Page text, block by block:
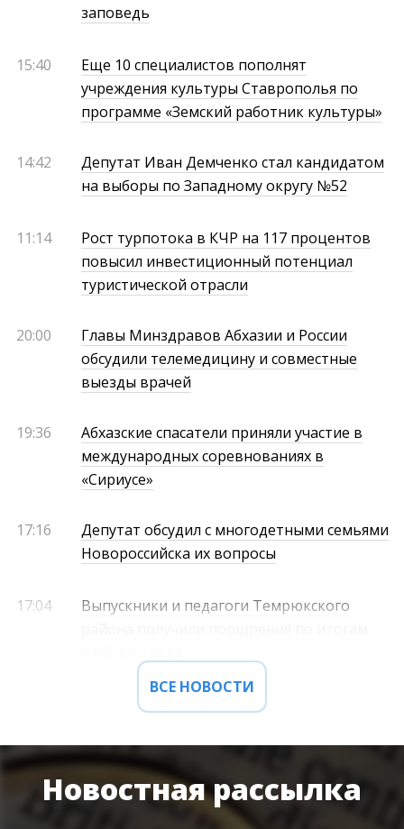
заповедь
15:40
Еще 10 специалистов пополнят
учреждения культуры Ставрополья по
программе «Земский работник культуры»
14:42
Депутат Иван Демченко стал кандидатом
на выборы по Западному округу №52
11:14
Рост турпотока в КЧР на 117 процентов
повысил инвестиционный потенциал
туристической отрасли
20:00
Главы Минздравов Абхазии и России
обсудили телемедицину и совместные
выезды врачей
19:36
Абхазские спасатели приняли участие в
международных соревнованиях в
«Сириусе»
17:16
Депутат обсудил с многодетными семьями
Новороссийска их вопросы
17:04
Выпускники и педагоги Темрюкского
ВСЕ НОВОСТИ
Новостная рассылка